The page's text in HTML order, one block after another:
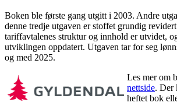
Boken ble første gang utgitt i 2003. Andre
denne tredje utgaven er stoffet grundig
tariffavtalenes struktur og innhold er utvidet,
utviklingen oppdatert. Utgaven tar for seg
og med 2025.
Les mer om
nettside. Der
heftet bok